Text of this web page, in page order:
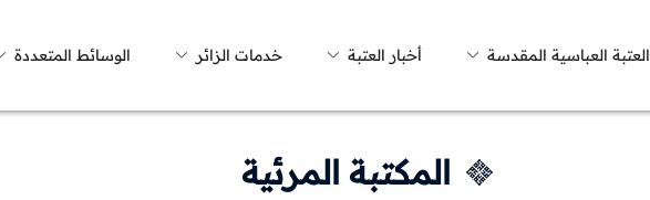
العتبة العباسية المقدسة أخبار العتبة خدمات الزائر الوسائط المتعددة
المكتبة المرئية